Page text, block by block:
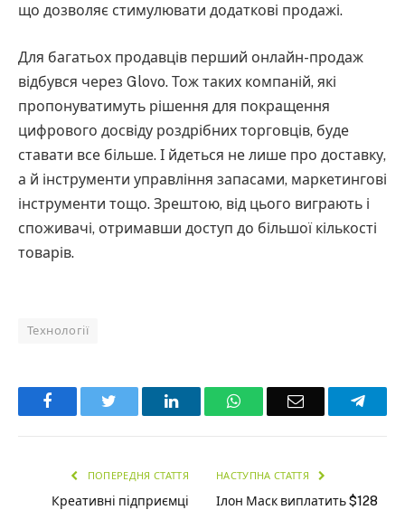
що дозволяє стимулювати додаткові продажі.
Для багатьох продавців перший онлайн-продаж
відбувся через Glovo. Тож таких компаній, які
пропонуватимуть рішення для покращення
цифрового досвіду роздрібних торговців, буде
ставати все більше. І йдеться не лише про доставку,
а й інструменти управління запасами, маркетингові
інструменти тощо. Зрештою, від цього виграють і
споживачі, отримавши доступ до більшої кількості
товарів.
Технології
Facebook LinkedInWhatsAppEmail
ПОПЕРЕДНЯ СТАТТЯ
Креативні підприємці
НАСТУПНА СТАТТЯ
Ілон Маск виплатить $128